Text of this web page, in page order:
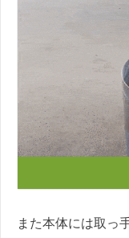
また本体には取っ